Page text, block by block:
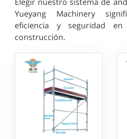
Yueyang Machinery
eficiencia y seguridad
construcción.